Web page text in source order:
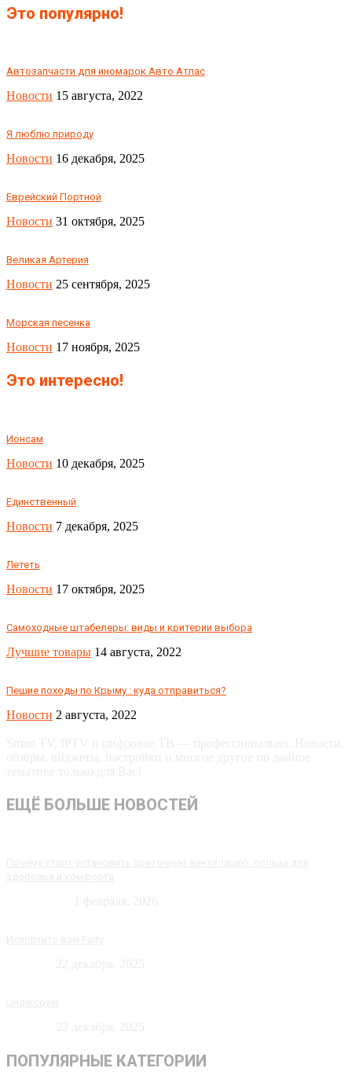
Это популярно!
Автозапчасти для иномарок Авто Атлас
Новости 15 августа, 2022
Я люблю природу
Новости 16 декабря, 2025
Еврейский Портной
Новости 31 октября, 2025
Великая Артерия
Новости 25 сентября, 2025
Морская песенка
Новости 17 ноября, 2025
Это интересно!
Ионсам
Новости 10 декабря, 2025
Единственный
Новости 7 декабря, 2025
Лететь
Новости 17 октября, 2025
Самоходные штабелеры: виды и критерии выбора
Лучшие товары 14 августа, 2022
Пешие походы по Крыму : куда отправиться?
Новости 2 августа, 2022
ЕЩЁ БОЛЬШЕ НОВОСТЕЙ
ПОПУЛЯРНЫЕ КАТЕГОРИИ